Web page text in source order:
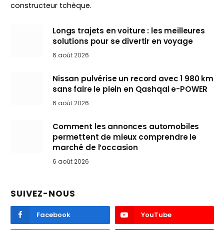
constructeur tchèque.
Longs trajets en voiture : les meilleures
solutions pour se divertir en voyage
6 août 2026
Nissan pulvérise un record avec 1 980 km
sans faire le plein en Qashqai e-POWER
6 août 2026
Comment les annonces automobiles
permettent de mieux comprendre le
marché de l’occasion
6 août 2026
SUIVEZ-NOUS
Facebook YouTube